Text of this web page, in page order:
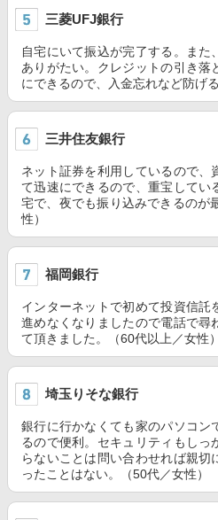
三菱UFJ銀行
自宅にいて振込が完了する。ま
ありがたい。クレジットの引き落
にできるので、入金忘れなど防げ
三井住友銀行
ネット証券を利用しているので、
て迅速にできるので、重宝してい
宅で、夜でも振り込みできるのが
性）
福岡銀行
インターネットで初めて投資信託
進めなくなりましたので電話で尋
て頂きました。（60代以上／女性）
埼玉りそな銀行
銀行に行かなくても家のパソコン
るので便利。セキュリティもしっ
らないことは問い合わせれば親切
ったことはない。（50代／女性）